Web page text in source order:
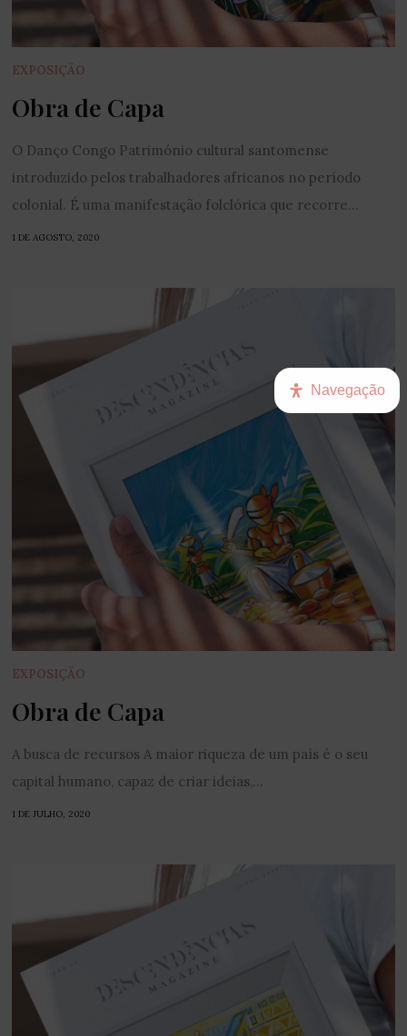
EXPOSIÇÃO
Obra de Capa
O Danço Congo Património cultural santomense
introduzido pelos trabalhadores africanos no período
colonial. É uma manifestação folclórica que recorre...
1 DE AGOSTO, 2020
EXPOSIÇÃO
Obra de Capa
A busca de recursos A maior riqueza de um país é o seu
capital humano, capaz de criar ideias,...
1 DE JULHO, 2020
Navegação